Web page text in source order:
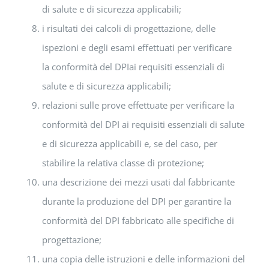
di salute e di sicurezza applicabili;
i risultati dei calcoli di progettazione, delle
ispezioni e degli esami effettuati per verificare
la conformità del DPIai requisiti essenziali di
salute e di sicurezza applicabili;
relazioni sulle prove effettuate per verificare la
conformità del DPI ai requisiti essenziali di salute
e di sicurezza applicabili e, se del caso, per
stabilire la relativa classe di protezione;
una descrizione dei mezzi usati dal fabbricante
durante la produzione del DPI per garantire la
conformità del DPI fabbricato alle specifiche di
progettazione;
una copia delle istruzioni e delle informazioni del